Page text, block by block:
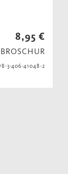
8,95 €
BROSCHUR
3-406-41048-2